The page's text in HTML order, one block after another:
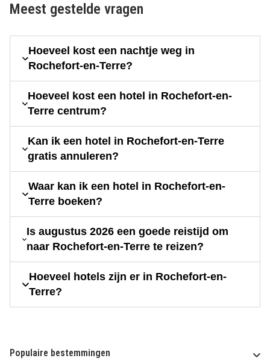
Meest gestelde vragen
Hoeveel kost een nachtje weg in
Rochefort-en-Terre?
Hoeveel kost een hotel in Rochefort-en-
Terre centrum?
Kan ik een hotel in Rochefort-en-Terre
gratis annuleren?
Waar kan ik een hotel in Rochefort-en-
Terre boeken?
Is augustus 2026 een goede reistijd om
naar Rochefort-en-Terre te reizen?
Hoeveel hotels zijn er in Rochefort-en-
Terre?
Populaire bestemmingen